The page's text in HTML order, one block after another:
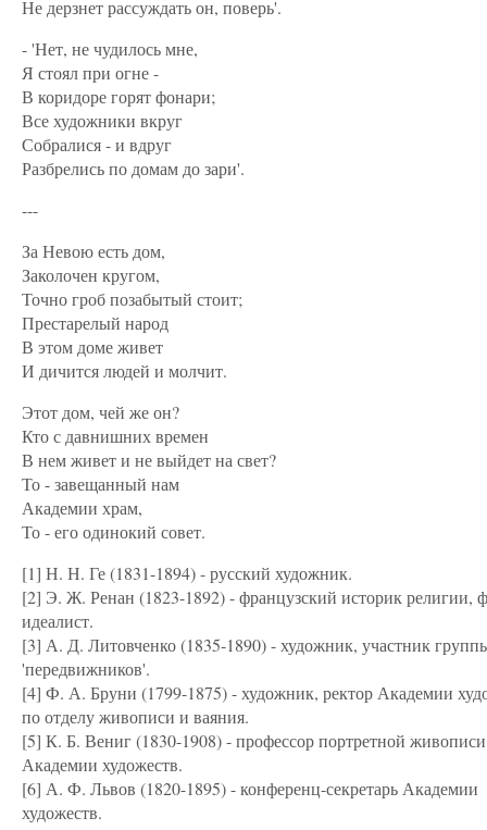
Не дерзнет рассуждать он, поверь'.
- 'Нет, не чудилось мне,
Я стоял при огне -
В коридоре горят фонари;
Все художники вкруг
Собралися - и вдруг
Разбрелись по домам до зари'.
---
За Невою есть дом,
Заколочен кругом,
Точно гроб позабытый стоит;
Престарелый народ
В этом доме живет
И дичится людей и молчит.
Этот дом, чей же он?
Кто с давнишних времен
В нем живет и не выйдет на свет?
То - завещанный нам
Академии храм,
То - его одинокий совет.
[1] Н. Н. Ге (1831-1894) - русский художник.
[2] Э. Ж. Ренан (1823-1892) - французский историк религии,
идеалист.
[3] А. Д. Литовченко (1835-1890) - художник, участник
'передвижников'.
[4] Ф. А. Бруни (1799-1875) - художник, ректор Академии
по отделу живописи и ваяния.
[5] К. Б. Вениг (1830-1908) - профессор портретной живописи
Академии художеств.
[6] А. Ф. Львов (1820-1895) - конференц-секретарь Академии
художеств.